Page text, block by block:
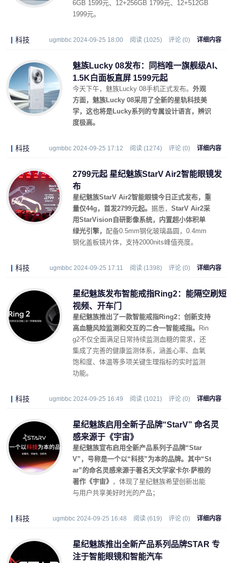
6GB 1599元、12+256GB 1799元、12+512GB
1999元。
科技 ugmbbc 2024-09-25 18:00 阅读 (1025) 评论 (0) 详细内容
魅族Lucky 08发布：同档唯一旗舰级AI、
1.5K白面板直屏 1599元起
今天下午，魅族Lucky 08手机正式发布。 外观
方面，魅族Lucky 08采用了全新的星轨科技美
学，这也将是Lucky系列的专属设计语言，辨识
度极高。
科技 ugmbbc 2024-09-25 17:12 阅读 (1274) 评论 (0) 详细内容
2799元起 星纪魅族StarV Air2智能眼镜发
布
星纪魅族StarV Air2智能眼镜今日正式发布，重
量仅44g，首发2799元起。 据悉， StarV Air2采
用StarVision自研影像系统，内置超小体积单
绿光引擎， 配备0.5mm钢化玻璃晶圆，0.4mm
钢化盖板镜片体，支持2000nits峰值亮度。
科技 ugmbbc 2024-09-25 17:11 阅读 (1398) 评论 (0) 详细内容
星纪魅族发布智能戒指Ring2：能隔空刷短
视频、开车门
星纪魅族推出了一款智能戒指Ring2：创新支持
高血糖风险监测和交互的二合一智能戒指。
Rin
g2不仅全面满足日常持续监测血糖的需求，还
集成了完善的健康监测体系，涵盖心率、血氧
饱和度、体温等多项关键生理指标的实时监测
功能。
科技 ugmbbc 2024-09-25 16:49 阅读 (1021) 评论 (0) 详细内容
星纪魅族启用全新子品牌“StarV” 命名灵
感来源于《宇宙》
星纪魅族宣布启用全新产品系列子品牌“Star
V”，号称是一个以“科技”为本的品牌。 其中“St
ar”的命名灵感来源于著名天文学家卡尔·萨根的
著作《宇宙》 ，体现了星纪魅族希望创新出能
与用户共享美好时光的产品；
科技 ugmbbc 2024-09-25 16:48 阅读 (619) 评论 (0) 详细内容
星纪魅族推出全新产品系列品牌STAR 专
注于智能眼镜和智能汽车